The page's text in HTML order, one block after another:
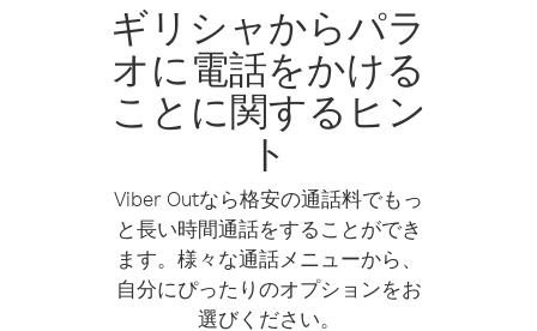
ギリシャからパラ
オに電話をかける
ことに関するヒン
ト
Viber Outなら格安の通話料でもっ
と長い時間通話をすることができ
ます。様々な通話メニューから、
自分にぴったりのオプションをお
選びください。